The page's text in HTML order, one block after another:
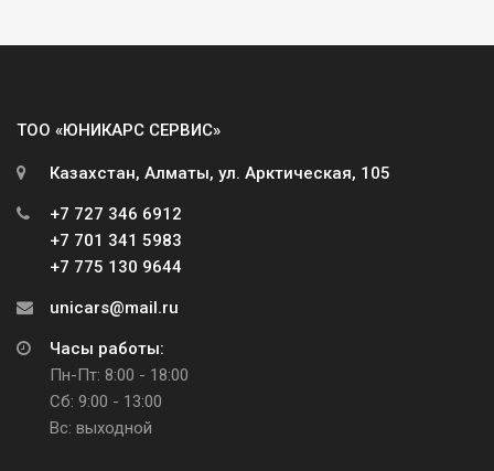
ТОО «ЮНИКАРС СЕРВИС»
Казахстан, Алматы, ул. Арктическая, 105
+7 727 346 6912
+7 701 341 5983
+7 775 130 9644
unicars@mail.ru
Часы работы:
Пн-Пт: 8:00 - 18:00
Сб: 9:00 - 13:00
Вс: выходной